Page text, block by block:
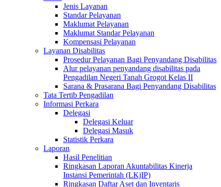
Jenis Layanan
Standar Pelayanan
Maklumat Pelayanan
Maklumat Standar Pelayanan
Kompensasi Pelayanan
Layanan Disabilitas
Prosedur Pelayanan Bagi Penyandang Disabilitas
Alur pelayanan penyandang disabilitas pada
Pengadilan Negeri Tanah Grogot Kelas II
Sarana & Prasarana Bagi Penyandang Disabilitas
Tata Tertib Pengadilan
Informasi Perkara
Delegasi
Delegasi Keluar
Delegasi Masuk
Statistik Perkara
Laporan
Hasil Penelitian
Ringkasan Laporan Akuntabilitas Kinerja
Instansi Pemerintah (LKjIP)
Ringkasan Daftar Aset dan Inventaris